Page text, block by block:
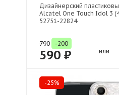
Дизайнерский
Alcatel One Touch Idol 3
52751-22824
790 -200
590 ₽ или
-25%